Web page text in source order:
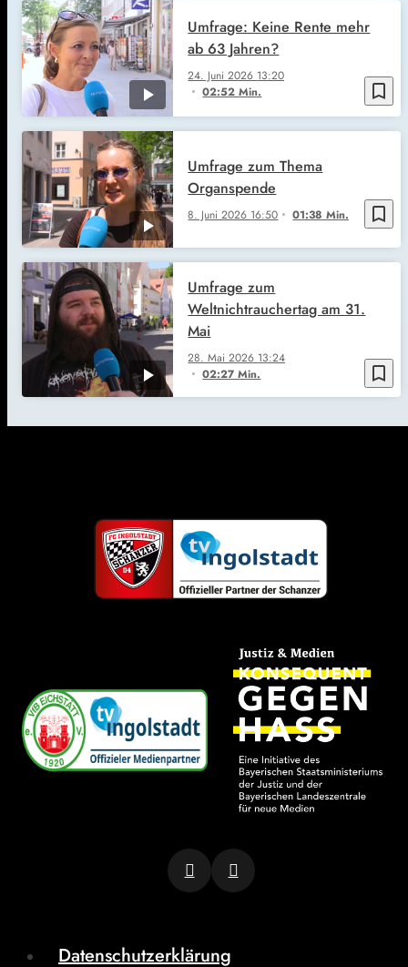
bookmark_border
24. Juni 2026 13:20
02:52 Min.
Umfrage: Keine Rente mehr
ab 63 Jahren?
bookmark_border
8. Juni 2026 16:50 01:38 Min.
Umfrage zum Thema
Organspende
bookmark_border
28. Mai 2026 13:24
02:27 Min.
Umfrage zum
Weltnichtrauchertag am 31.
Mai
Datenschutzerklärung